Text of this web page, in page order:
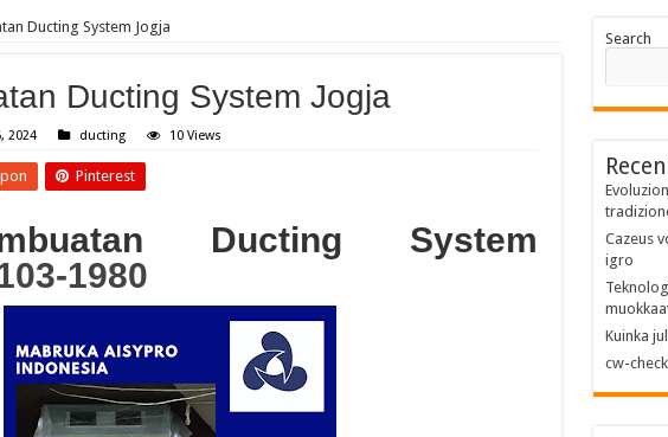
Ducting System Jogja
Ducting System Jogja
2024 ducting 10 Views
Pinterest
Ducting System
1980
Search
Cazeus
igro
Kuinka
cw-